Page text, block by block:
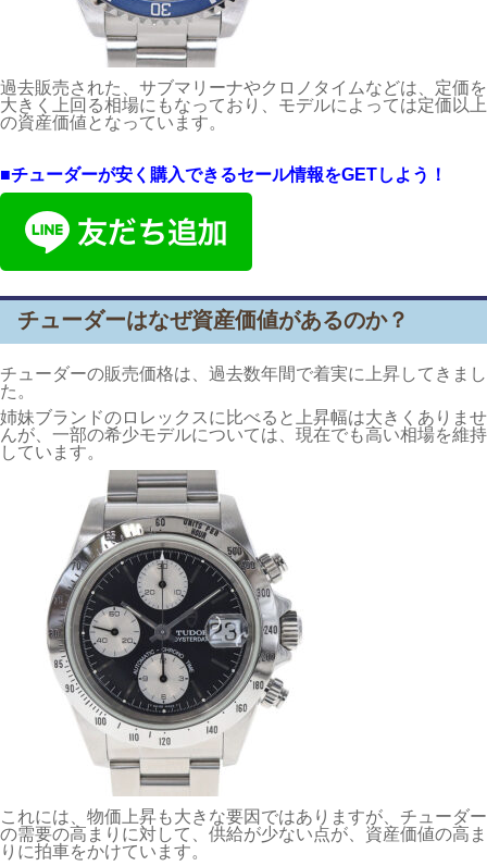
過去販売された、サブマリーナやクロノタイムなどは、定価を
大きく上回る相場にもなっており、モデルによっては定価以上
の資産価値となっています。
■チューダーが安く購入できるセール情報をGETしよう！
チューダーはなぜ資産価値があるのか？
チューダーの販売価格は、過去数年間で着実に上昇してきまし
た。
姉妹ブランドのロレックスに比べると上昇幅は大きくありませ
んが、一部の希少モデルについては、現在でも高い相場を維持
しています。
これには、物価上昇も大きな要因ではありますが、チューダー
の需要の高まりに対して、供給が少ない点が、資産価値の高ま
りに拍車をかけています。